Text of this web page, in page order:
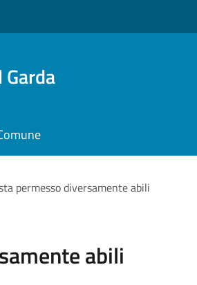
permesso diversamente abili
abili